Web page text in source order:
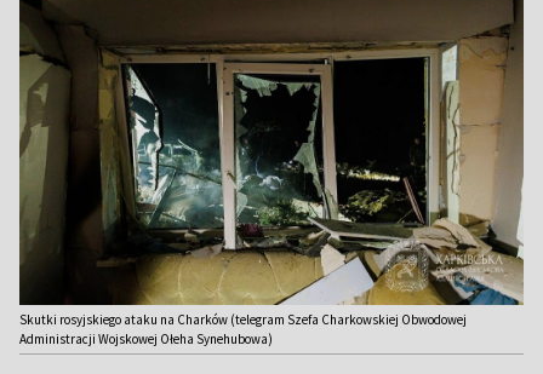
Skutki rosyjskiego ataku na Charków (telegram Szefa Charkowskiej Obwodowej
Administracji Wojskowej Ołeha Synehubowa)